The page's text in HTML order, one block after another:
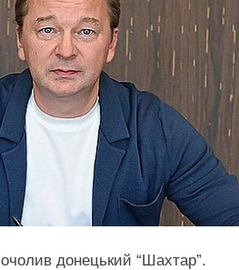
очолив донецький “Шахтар”.